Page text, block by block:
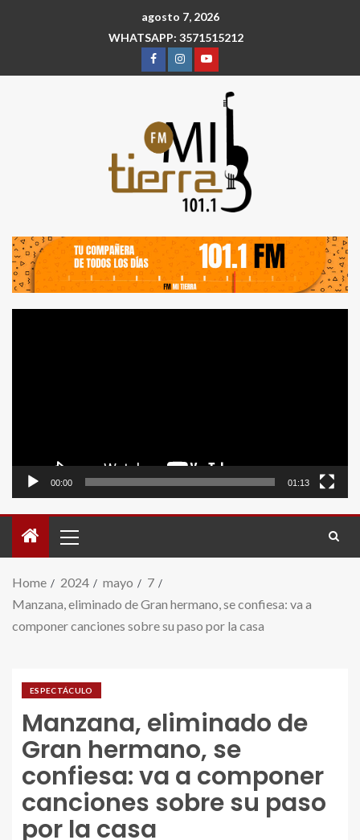
agosto 7, 2026
WHATSAPP: 3571515212
00:00 01:13
Home 2024 mayo
7
Manzana, eliminado de Gran hermano, se confiesa: va a
componer canciones sobre su paso por la casa
ESPECTÁCULO
Manzana, eliminado de
Gran hermano, se
confiesa: va a componer
canciones sobre su paso
por la casa